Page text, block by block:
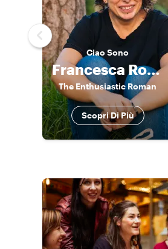
CiaoSono
Francesca Romana
The Enthusiastic Roman
Scopri Di Più